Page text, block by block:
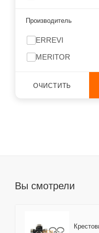
Производитель
ERREVI
MERITOR
ОЧИСТИТЬ
Вы смотрели